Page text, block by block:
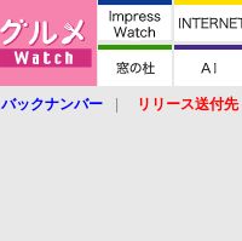
バックナンバー リリース送付先